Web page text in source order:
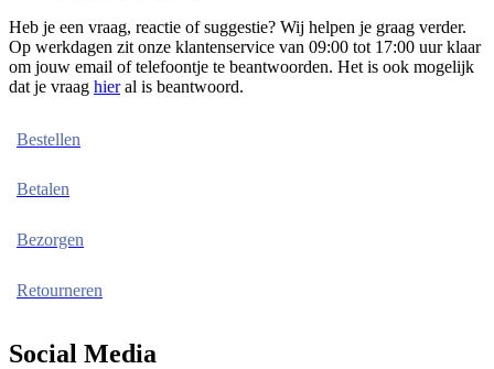
Heb je een vraag, reactie of suggestie? Wij helpen je graag verder.
Op werkdagen zit onze klantenservice van 09:00 tot 17:00 uur klaar
om jouw email of telefoontje te beantwoorden. Het is ook mogelijk
dat je vraag hieral is beantwoord.
Bestellen
Betalen
Bezorgen
Retourneren
Social Media